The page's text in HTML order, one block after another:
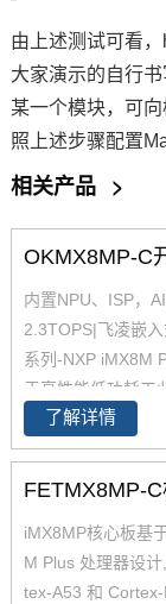
由上述测试可看
大家演示的自行
某一个模块，可
照上述步骤配置
相关产品 >
OKMX8MP-C
内置NPU、ISP，
2.3TOPS|飞凌嵌
系列-NXP iMX8M
于高性能低功耗工
核心板设计，支持
通信接口。
PU，AI计算能力
P），是一款支持
id操作系统的
了解详情
FETMX8MP-
iMX8MP核心板基
M Plus 处理器设
tex-A53 和 Cortex-